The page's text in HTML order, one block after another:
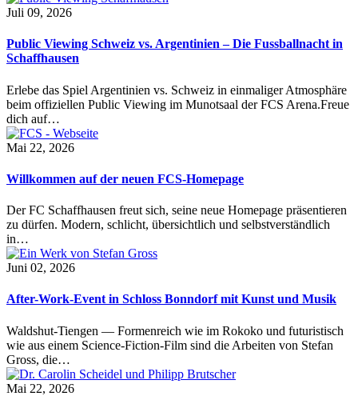
Juli 09, 2026
Public Viewing Schweiz vs. Argentinien – Die Fussballnacht in
Schaffhausen
Erlebe das Spiel Argentinien vs. Schweiz in einmaliger Atmosphäre
beim offiziellen Public Viewing im Munotsaal der FCS Arena.Freue
dich auf…
Mai 22, 2026
Willkommen auf der neuen FCS-Homepage
Der FC Schaffhausen freut sich, seine neue Homepage präsentieren
zu dürfen. Modern, schlicht, übersichtlich und selbstverständlich
in…
Juni 02, 2026
After-Work-Event in Schloss Bonndorf mit Kunst und Musik
Waldshut-Tiengen — Formenreich wie im Rokoko und futuristisch
wie aus einem Science-Fiction-Film sind die Arbeiten von Stefan
Gross, die…
Mai 22, 2026